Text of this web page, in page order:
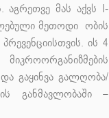
აგრეთვე მას აქვს I-
მეთოდი ობის
ის 4
გაყინვა გალღობა/
განმავლობაში –